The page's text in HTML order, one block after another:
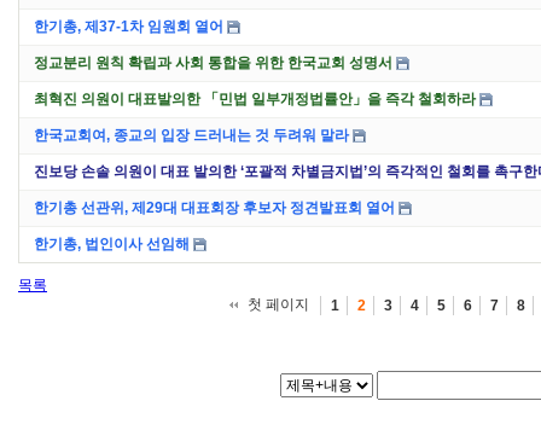
한기총, 제37-1차 임원회 열어
정교분리 원칙 확립과 사회 통합을 위한 한국교회 성명서
최혁진 의원이 대표발의한 「민법 일부개정법률안」을 즉각 철회하라
한국교회여, 종교의 입장 드러내는 것 두려워 말라
진보당 손솔 의원이 대표 발의한 ‘포괄적 차별금지법’의 즉각적인 철회를 촉구한
한기총 선관위, 제29대 대표회장 후보자 정견발표회 열어
한기총, 법인이사 선임해
목록
첫 페이지
1 2 3 4 5 6 7 8